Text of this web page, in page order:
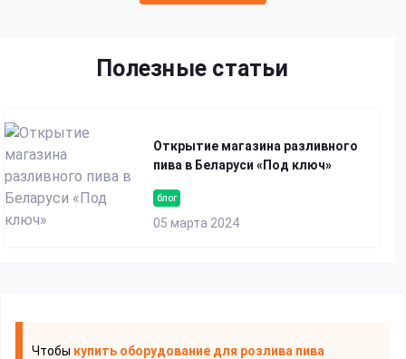
Полезные статьи
блог
05 марта 2024
Открытие магазина разливного
пива в Беларуси «Под ключ»
Чтобы купить оборудование для розлива пива